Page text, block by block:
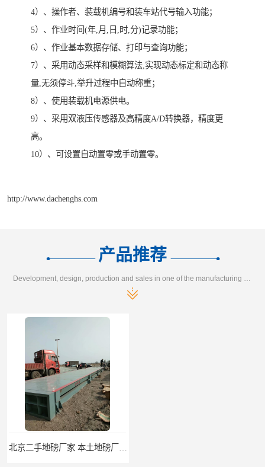
4）、操作者、装载机编号和装车站代号输入功能；
5）、作业时间(年,月,日,时,分)记录功能；
6）、作业基本数据存储、打印与查询功能；
7）、采用动态采样和模糊算法,实现动态标定和动态称
量,无须停斗,举升过程中自动称重；
8）、使用装载机电源供电。
9）、采用双液压传感器及高精度A/D转换器，精度更
高。
10）、可设置自动置零或手动置零。
http://www.dachenghs.com
产品推荐